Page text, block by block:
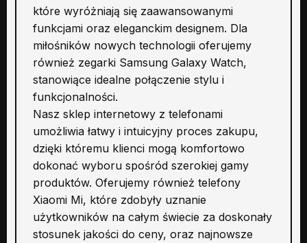
które wyróżniają się zaawansowanymi
funkcjami oraz eleganckim designem. Dla
miłośników nowych technologii oferujemy
również zegarki Samsung Galaxy Watch,
stanowiące idealne połączenie stylu i
funkcjonalności.
Nasz sklep internetowy z telefonami
umożliwia łatwy i intuicyjny proces zakupu,
dzięki któremu klienci mogą komfortowo
dokonać wyboru spośród szerokiej gamy
produktów. Oferujemy również telefony
Xiaomi Mi, które zdobyły uznanie
użytkowników na całym świecie za doskonały
stosunek jakości do ceny, oraz najnowsze